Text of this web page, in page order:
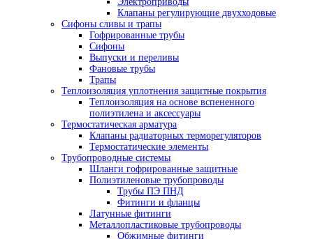
Клапаны регулирующие двухходовые
Сифоны сливы и трапы
Гофрированные трубы
Сифоны
Выпуски и переливы
Фановые трубы
Трапы
Теплоизоляция уплотнения защитные покрытия
Теплоизоляция на основе вспененного
полиэтилена и аксессуары
Термостатическая арматура
Клапаны радиаторных терморегуляторов
Термостатические элементы
Трубопроводные системы
Шланги гофрированные защитные
Полиэтиленовые трубопроводы
Трубы ПЭ ПНД
Фитинги и фланцы
Латунные фитинги
Металлопластиковые трубопроводы
Обжимные фитинги